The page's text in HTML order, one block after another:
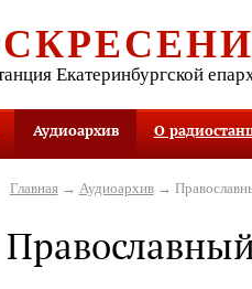
Екатеринбургской
Аудиоархив О
Главная→ Аудиоархив→